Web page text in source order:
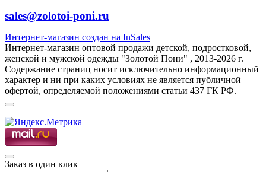
sales@zolotoi-poni.ru
Интернет-магазин создан на InSales
Интернет-магазин оптовой продажи детской, подростковой,
женской и мужской одежды "Золотой Пони" , 2013-2026 г.
Содержание страниц носит исключительно информационный
характер и ни при каких условиях не является публичной
офертой, определяемой положениями статьи 437 ГК РФ.
Заказ в один клик